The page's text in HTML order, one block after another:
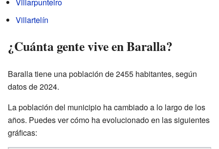
Villartelín
¿Cuánta gente vive en Baralla?
Baralla tiene una población de 2455 habitantes, según
datos de 2024.
La población del municipio ha cambiado a lo largo de los
años. Puedes ver cómo ha evolucionado en las siguientes
gráficas: